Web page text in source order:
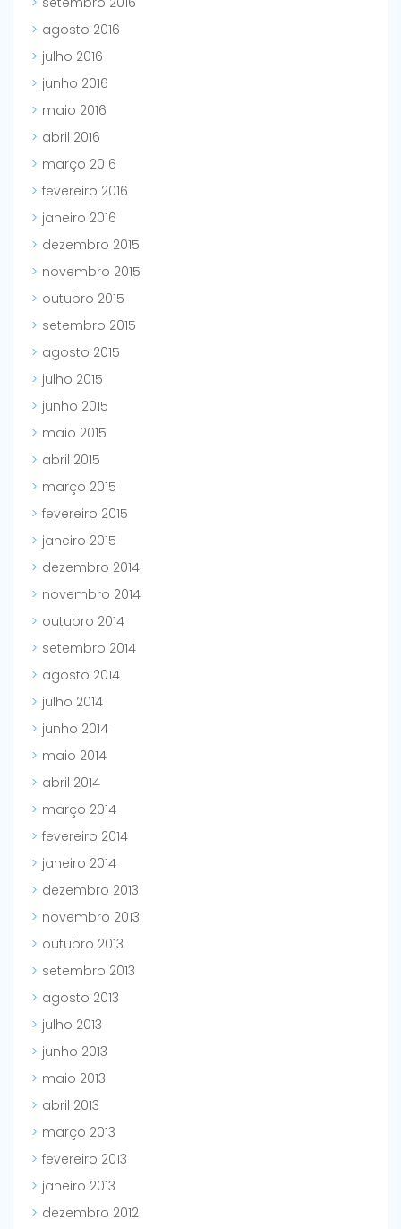
agosto 2016
julho 2016
junho 2016
maio 2016
abril 2016
março 2016
fevereiro 2016
janeiro 2016
dezembro 2015
novembro 2015
outubro 2015
setembro 2015
agosto 2015
julho 2015
junho 2015
maio 2015
abril 2015
março 2015
fevereiro 2015
janeiro 2015
dezembro 2014
novembro 2014
outubro 2014
setembro 2014
agosto 2014
julho 2014
junho 2014
maio 2014
abril 2014
março 2014
fevereiro 2014
janeiro 2014
dezembro 2013
novembro 2013
outubro 2013
setembro 2013
agosto 2013
julho 2013
junho 2013
maio 2013
abril 2013
março 2013
fevereiro 2013
janeiro 2013
dezembro 2012